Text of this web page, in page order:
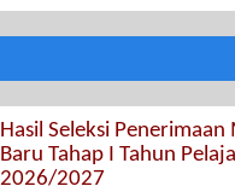
Hasil Seleksi Penerimaan
Baru Tahap I Tahun
2026/2027